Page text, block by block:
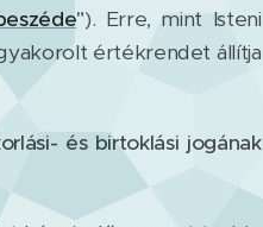
"). Erre, mint Isteni
értékrendet állítja
és birtoklási jogának